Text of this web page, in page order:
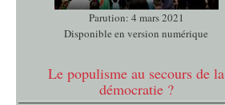
Parution: 4 mars 2021
Disponible en version numérique
Le populisme au secours de la
démocratie ?